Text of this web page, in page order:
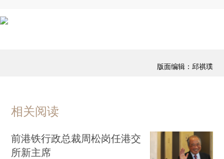
版面编辑：邱祺璞
相关阅读
前港铁行政总裁周松岗任港交
所新主席